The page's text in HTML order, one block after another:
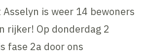
is weer 14 bewoners
rijker! Op donderdag 2
fase 2a door ons